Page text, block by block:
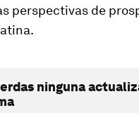
perspectivas de
ninguna